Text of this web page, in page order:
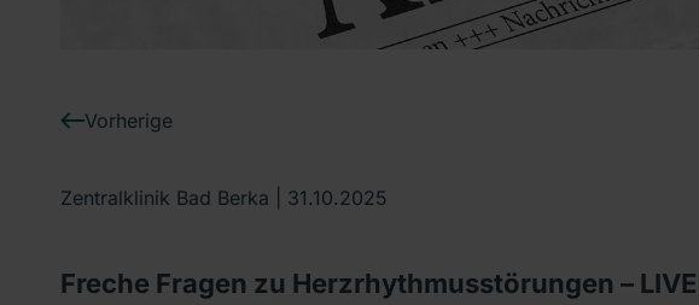
Vorherige
Zentralklinik Bad Berka | 31.10.2025
Freche Fragen zu Herzrhythmusstörungen –